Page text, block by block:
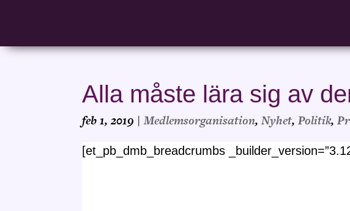
Alla måste lära sig av
feb 1, 2019 |Medlemsorganisation,Nyhet,Politik,
[et_pb_dmb_breadcrumbs